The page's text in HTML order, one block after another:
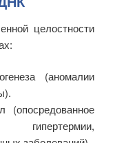
целостности
(аномалии
(опосредованное
гипертермии,